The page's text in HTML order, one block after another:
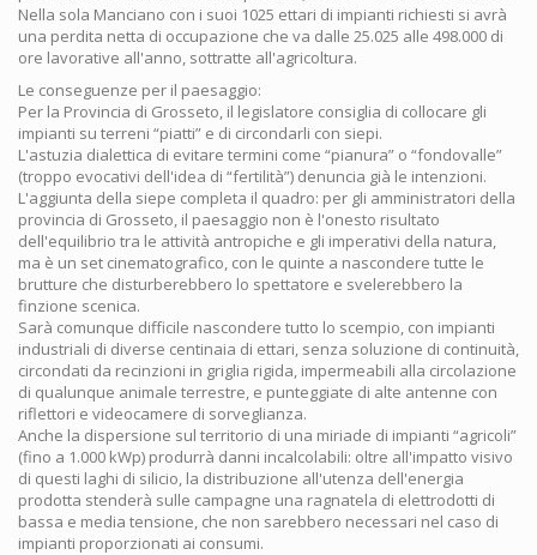
Nella sola Manciano con i suoi 1025 ettari di impianti richiesti si avrà
una perdita netta di occupazione che va dalle 25.025 alle 498.000 di
ore lavorative all'anno, sottratte all'agricoltura.
Le conseguenze per il paesaggio:
Per la Provincia di Grosseto, il legislatore consiglia di collocare gli
impianti su terreni “piatti” e di circondarli con siepi.
L'astuzia dialettica di evitare termini come “pianura” o “fondovalle”
(troppo evocativi dell'idea di “fertilità”) denuncia già le intenzioni.
L'aggiunta della siepe completa il quadro: per gli amministratori della
provincia di Grosseto, il paesaggio non è l'onesto risultato
dell'equilibrio tra le attività antropiche e gli imperativi della natura,
ma è un set cinematografico, con le quinte a nascondere tutte le
brutture che disturberebbero lo spettatore e svelerebbero la
finzione scenica.
Sarà comunque difficile nascondere tutto lo scempio, con impianti
industriali di diverse centinaia di ettari, senza soluzione di continuità,
circondati da recinzioni in griglia rigida, impermeabili alla circolazione
di qualunque animale terrestre, e punteggiate di alte antenne con
riflettori e videocamere di sorveglianza.
Anche la dispersione sul territorio di una miriade di impianti “agricoli”
(fino a 1.000 kWp) produrrà danni incalcolabili: oltre all'impatto visivo
di questi laghi di silicio, la distribuzione all'utenza dell'energia
prodotta stenderà sulle campagne una ragnatela di elettrodotti di
bassa e media tensione, che non sarebbero necessari nel caso di
impianti proporzionati ai consumi.